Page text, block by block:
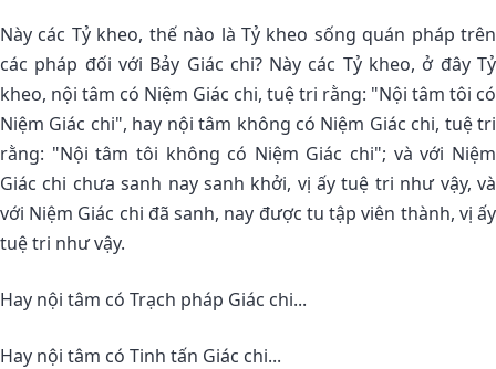
Này các Tỷ kheo, thế nào là Tỷ kheo sống quán pháp trên
các pháp đối với Bảy Giác chi? Này các Tỷ kheo, ở đây Tỷ
kheo, nội tâm có Niệm Giác chi, tuệ tri rằng: "Nội tâm tôi có
Niệm Giác chi", hay nội tâm không có Niệm Giác chi, tuệ tri
rằng: "Nội tâm tôi không có Niệm Giác chi"; và với Niệm
Giác chi chưa sanh nay sanh khởi, vị ấy tuệ tri như vậy, và
với Niệm Giác chi đã sanh, nay được tu tập viên thành, vị ấy
tuệ tri như vậy.
Hay nội tâm có Trạch pháp Giác chi...
Hay nội tâm có Tinh tấn Giác chi...